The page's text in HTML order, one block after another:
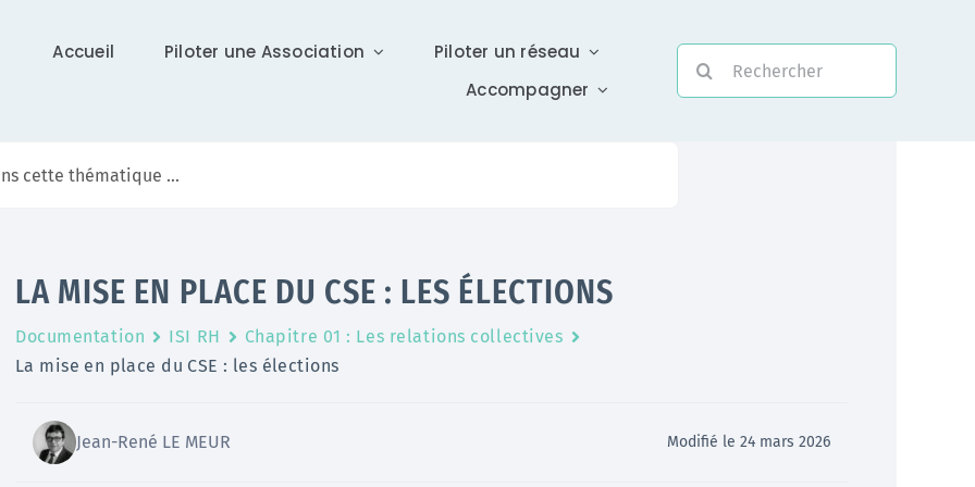
Accueil Piloter une Association
Piloter un réseau
Accompagner
actualités, newsletter (ISI News), …
place pour répondre à vos questions urgentes
LA MISE EN PLACE DU CSE : LES ÉLECTIONS
Documentation ISI RH
Chapitre 01 : Les relations collectives
La mise en place du CSE : les élections
Jean-René LE MEUR Modifié le 24 mars 2026